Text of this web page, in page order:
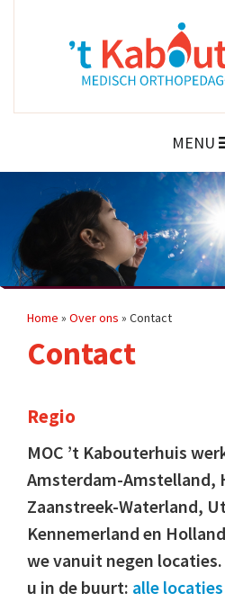
MENU
Home » Over ons » Contact
Contact
Regio
MOC ’t Kabouterhuis
Amsterdam-Amstelland,
Zaanstreek-Waterland,
Kennemerland en
we vanuit negen
u in de buurt: alle locaties